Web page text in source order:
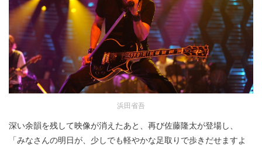
浜田省吾
深い余韻を残して映像が消えたあと、再び佐藤隆太が登場し、
「みなさんの明日が、少しでも軽やかな足取りで歩きだせますよ